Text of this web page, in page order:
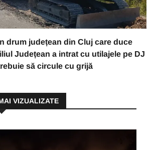
drum județean din Cluj care duce
Județean a intrat cu utilajele pe DJ
să circule cu grijă
VIZUALIZATE